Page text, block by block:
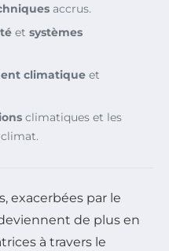
accrus.
et systèmes
climatique et
climatiques et les
exacerbées par le
de plus en
à travers le